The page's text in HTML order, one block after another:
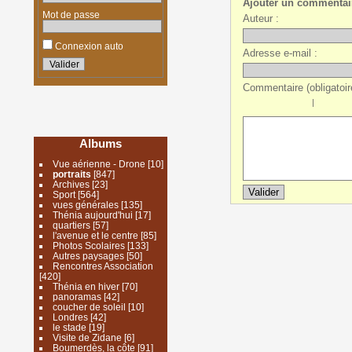
Mot de passe
Connexion auto
Albums
Vue aérienne - Drone [10]
portraits [847]
Archives [23]
Sport[564]
vues générales[135]
Thénia aujourd'hui [17]
quartiers[57]
l'avenue et le centre [85]
Photos Scolaires[133]
Autres paysages[50]
Rencontres Association
[420]
Thénia en hiver[70]
panoramas[42]
coucher de soleil [10]
Londres[42]
le stade [19]
Visite de Zidane [6]
Boumerdès, la côte [91]
Ajouter un
Auteur :
Adresse e-mail :
Commentaire
|